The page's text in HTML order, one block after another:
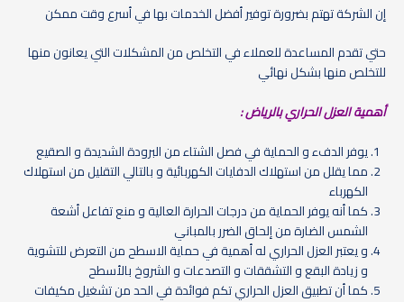
إن الشركة تهتم بضرورة توفير أفضل الخدمات بها في أسرع وقت ممكن
حتي تقدم المساعدة للعملاء في التخلص من المشكلات التي يعانون منها
للتخلص منها بشكل نهائي
أهمية العزل الحراري بالرياض :
يوفر الدفء و الحماية في فصل الشتاء من البرودة الشديدة و الصقيع
مما يقلل من استهلاك الدفايات الكهربائية و بالتالي التقليل من استهلاك
الكهرباء
كما أنه يوفر الحماية من درجات الحرارة العالية و منع تفاعل أشعة
الشمس الضارة من إلحاق الضرر بالمباني
و يعتبر العزل الحراري له أهمية في حماية الاسطح من التعرض للتشوية
و زيادة البقع و التشققات و التصدعات و الشروخ بالأسطح
كما أن تطبيق العزل الحراري تكم فوائدة في الحد من تشغيل مكيفات